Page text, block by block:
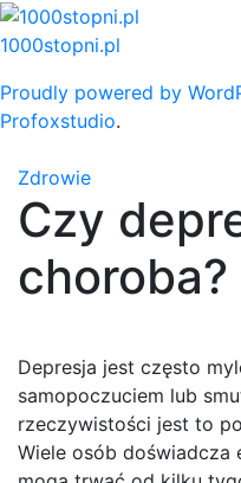
Skip
to
1000stopni.pl
Proudly powered by
Profoxstudio.
Zdrowie
Czy
choroba?
Depresja jest często
samopoczuciem lub
rzeczywistości jest to
Wiele osób doświadcza